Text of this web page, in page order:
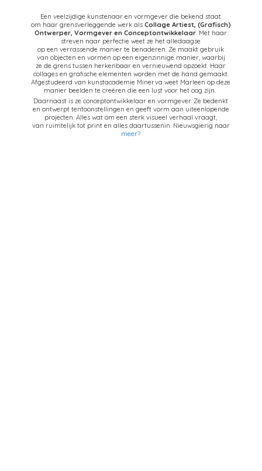
Een veelzijdige kunstenaar en vormgever die bekend staat
om haar grensverleggende werk als Collage Artiest, (Grafisch)
Ontwerper, Vormgever en Conceptontwikkelaar. Met haar
streven naar perfectie weet ze het alledaagse
op een verrassende manier te benaderen. Ze maakt gebruik
van objecten en vormen op een eigenzinnige manier, waarbij
ze de grens tussen herkenbaar en vernieuwend opzoekt. Haar
collages en grafische elementen worden met de hand gemaakt.
Afgestudeerd van kunstacademie Minerva weet Marleen op deze
manier beelden te creëren die een lust voor het oog zijn.
Daarnaast is ze conceptontwikkelaar en vormgever. Ze bedenkt
en ontwerpt tentoonstellingen en geeft vorm aan uiteenlopende
projecten. Alles wat om een sterk visueel verhaal vraagt,
van ruimtelijk tot print en alles daartussenin. Nieuwsgierig naar
meer?